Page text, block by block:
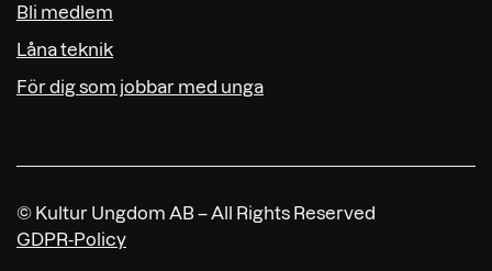
Bli medlem
Låna teknik
För dig som jobbar med unga
© Kultur Ungdom AB – All Rights Reserved
GDPR-Policy